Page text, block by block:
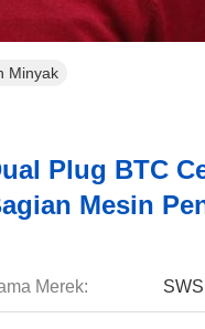
Minyak
Plug BTC
Mesin
Merek: SWS